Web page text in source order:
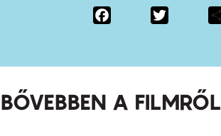
Facebook
BŐVEBBEN A FILMRŐL